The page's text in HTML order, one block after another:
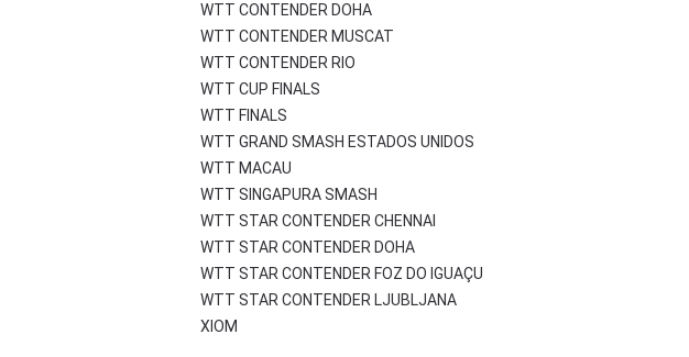
WTT CONTENDER DOHA
WTT CONTENDER MUSCAT
WTT CONTENDER RIO
WTT CUP FINALS
WTT FINALS
WTT GRAND SMASH ESTADOS UNIDOS
WTT MACAU
WTT SINGAPURA SMASH
WTT STAR CONTENDER CHENNAI
WTT STAR CONTENDER DOHA
WTT STAR CONTENDER FOZ DO IGUAÇU
WTT STAR CONTENDER LJUBLJANA
XIOM